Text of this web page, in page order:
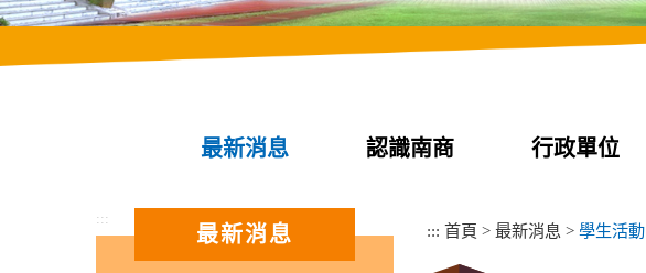
最新消息 認識南商 行政單位
:::
最新消息 ::: 首頁 > 最新消息 > 學生活動